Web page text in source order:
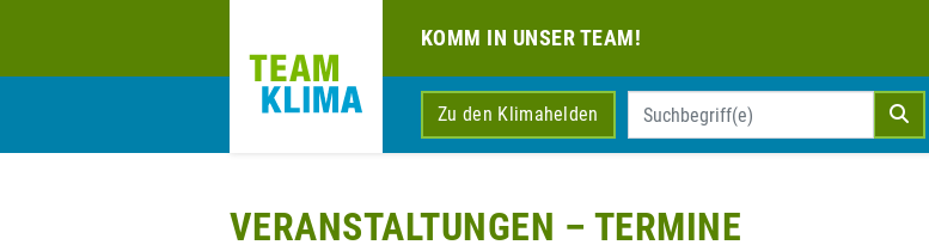
KOMM IN UNSER TEAM!
Zu den Klimahelden
VERANSTALTUNGEN – TERMINE